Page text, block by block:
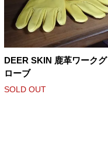
DEER SKIN 鹿革ワークグ
ローブ
SOLD OUT